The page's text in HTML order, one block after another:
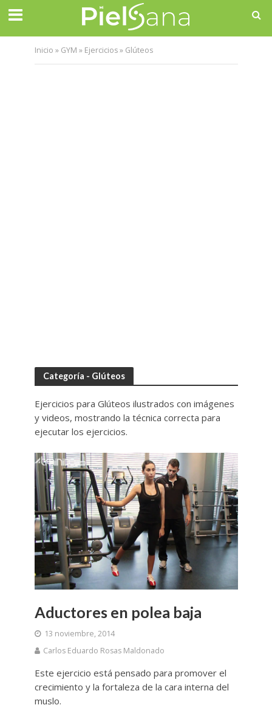
Inicio » GYM » Ejercicios» Glúteos
Categoría - Glúteos
Ejercicios para Glúteos ilustrados con imágenes
y videos, mostrando la técnica correcta para
ejecutar los ejercicios.
Aductores en polea baja
13 noviembre, 2014
Carlos Eduardo Rosas Maldonado
Este ejercicio está pensado para promover el
crecimiento y la fortaleza de la cara interna del
muslo.